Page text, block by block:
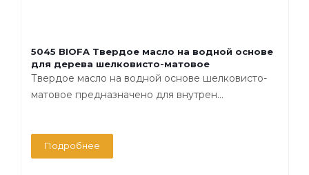
5045 BIOFA Твердое масло на водной основе
для дерева шелковисто-матовое
Твердое масло на водной основе шелковисто-
матовое предназначено для внутрен...
Подробнее